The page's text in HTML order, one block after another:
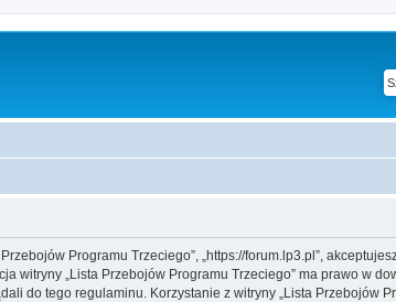
Programu Trzeciego”, „https://forum.lp3.pl”,
witryny „Lista Przebojów Programu Trzeciego” ma prawo w
do tego regulaminu. Korzystanie z witryny „Lista Przebojów